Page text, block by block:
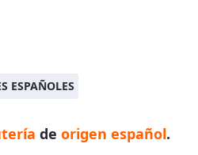
ESPAÑOLES
de origen español.